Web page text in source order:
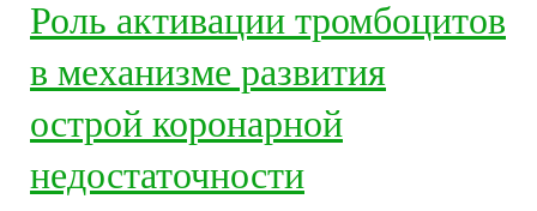
Роль активации тромбоцитов
в механизме развития
острой коронарной
недостаточности